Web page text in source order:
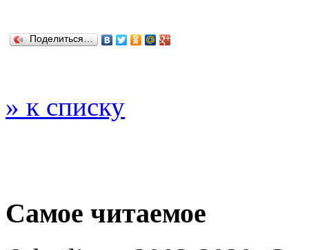
Поделиться…
» к списку
Самое читаемое